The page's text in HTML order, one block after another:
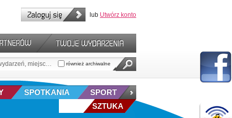
lub Utwórz konto
również archiwalne
SPORT
SPOTKANIA
SZTUKA